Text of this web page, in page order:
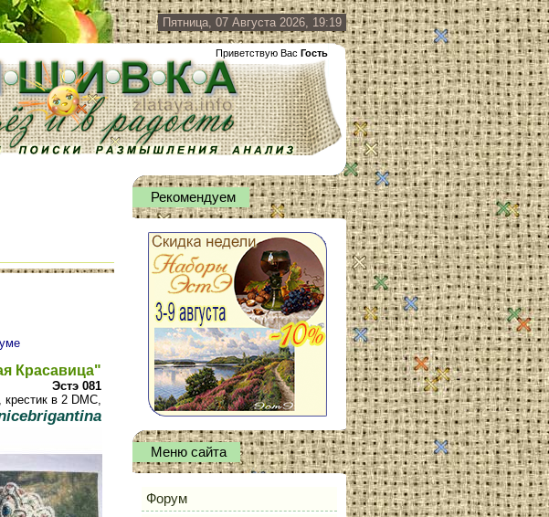
Пятница, 07 Августа 2026, 19:19
Приветствую Вас Гость
Красавица"
Эстэ 081
в 2 DMC,
Рекомендуем
Меню сайта
Форум